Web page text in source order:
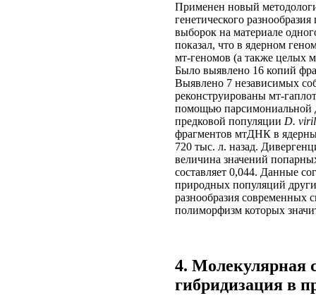
Применен новый
генетического
выборок на материале
показал, что в ядерном
мт-геномов (а также целых
Было выявлено 16 копий
Выявлено 7 независимых
реконструированы мт-
помощью парсимониальной
предковой популяции D.
фрагментов мтДНК в
720 тыс. л. назад.
величина значений
составляет 0,044. Данные
природных популяций
разнообразия современных
полиморфизм которых
4. Молекулярная
гибридизация в